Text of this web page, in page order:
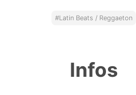
#Latin Beats / Reggaeton
Infos